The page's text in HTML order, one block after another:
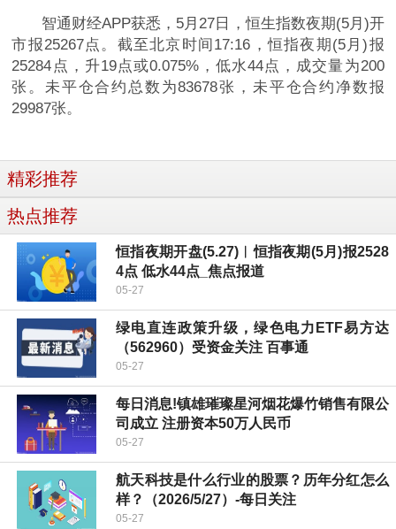
智通财经APP获悉，5月27日，恒生指数夜期(5月)开
市报25267点。截至北京时间17:16，恒指夜期(5月)报
25284点，升19点或0.075%，低水44点，成交量为200
张。未平仓合约总数为83678张，未平仓合约净数报
29987张。
精彩推荐
热点推荐
恒指夜期开盘(5.27)︱恒指夜期(5月)报2528
4点 低水44点_焦点报道
05-27
绿电直连政策升级，绿色电力ETF易方达
（562960）受资金关注 百事通
05-27
每日消息!镇雄璀璨星河烟花爆竹销售有限公
司成立 注册资本50万人民币
05-27
航天科技是什么行业的股票？历年分红怎么
样？（2026/5/27）-每日关注
05-27